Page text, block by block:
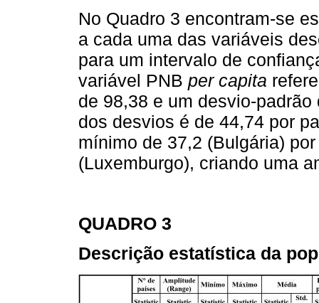
No Quadro 3 encontram-se
a cada uma das variáveis
para um intervalo de
variável PNB per capita
de 98,38 e um desvio-
dos desvios é de 44,74 por
mínimo de 37,2 (Bulgária)
(Luxemburgo), criando uma
QUADRO 3
Descrição estatística da